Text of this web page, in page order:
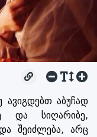
ავიგდებთ აბუჩად
და სიღარიბე,
შეიძლება, არც